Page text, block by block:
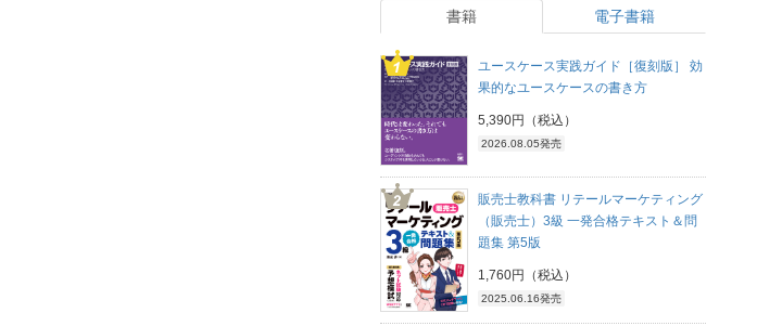
書籍 電子書籍
ユースケース実践ガイド［復刻版］ 効
果的なユースケースの書き方
5,390円（税込）
2026.08.05発売
販売士教科書 リテールマーケティング
（販売士）3級 一発合格テキスト＆問
題集 第5版
1,760円（税込）
2025.06.16発売